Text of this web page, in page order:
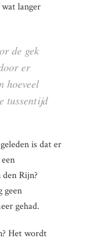
langer
de gek
er
hoeveel
tussentijd
is dat er
Rijn?
geen
gehad.
Het wordt